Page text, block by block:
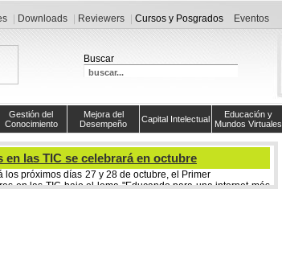
Downloads Reviewers Cursos y Posgrados Eventos
Buscar
Gestión del
Conocimiento
Mejora del
Desempeño
Capital Intelectual
Educación y
Mundos Virtuales
las TIC se celebrará en octubre
los próximos días 27 y 28 de octubre, el Primer
en las TIC bajo el lema "Educando para una internet más